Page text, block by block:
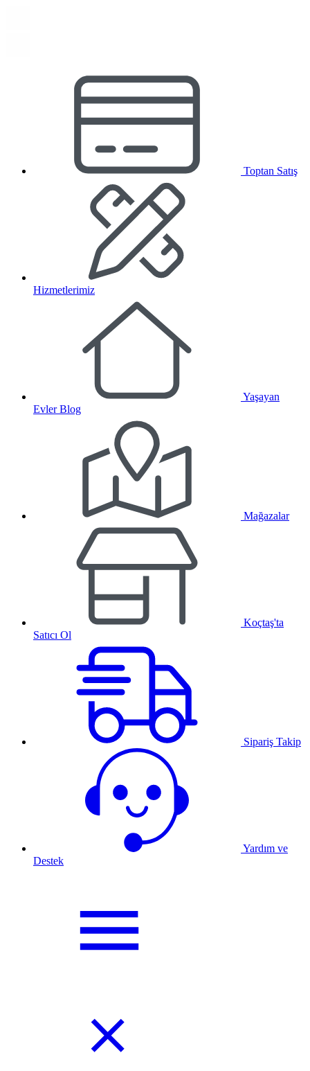
Toptan Satış
Hizmetlerimiz
Yaşayan
Evler Blog
Mağazalar
Koçtaş'ta
Satıcı Ol
Sipariş Takip
Yardım ve
Destek